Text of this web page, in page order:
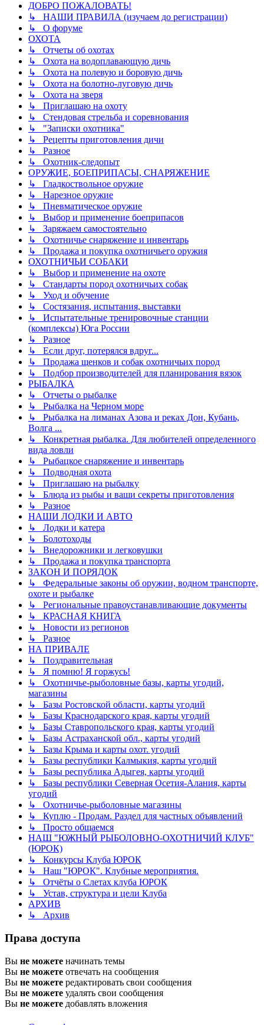
ДОБРО ПОЖАЛОВАТЬ!
↳ НАШИ ПРАВИЛА (изучаем до регистрации)
↳ О форуме
ОХОТА
↳ Отчеты об охотах
↳ Охота на водоплавающую дичь
↳ Охота на полевую и боровую дичь
↳ Охота на болотно-луговую дичь
↳ Охота на зверя
↳ Приглашаю на охоту
↳ Стендовая стрельба и соревнования
↳ "Записки охотника"
↳ Рецепты приготовления дичи
↳ Разное
↳ Охотник-следопыт
ОРУЖИЕ, БОЕПРИПАСЫ, СНАРЯЖЕНИЕ
↳ Гладкоствольное оружие
↳ Нарезное оружие
↳ Пневматическое оружие
↳ Выбор и применение боеприпасов
↳ Заряжаем самостоятельно
↳ Охотничье снаряжение и инвентарь
↳ Продажа и покупка охотничьего оружия
ОХОТНИЧЬИ СОБАКИ
↳ Выбор и применение на охоте
↳ Стандарты пород охотничьих собак
↳ Уход и обучение
↳ Состязания, испытания, выставки
↳ Испытательные тренировочные станции
(комплексы) Юга России
↳ Разное
↳ Если друг, потерялся вдруг...
↳ Продажа щенков и собак охотничьих пород
↳ Подбор производителей для планирования вязок
РЫБАЛКА
↳ Отчеты о рыбалке
↳ Рыбалка на Черном море
↳ Рыбалка на лиманах Азова и реках Дон, Кубань,
Волга ...
↳ Конкретная рыбалка. Для любителей определенного
вида ловли
↳ Рыбацкое снаряжение и инвентарь
↳ Подводная охота
↳ Приглашаю на рыбалку
↳ Блюда из рыбы и ваши секреты приготовления
↳ Разное
НАШИ ЛОДКИ И АВТО
↳ Лодки и катера
↳ Болотоходы
↳ Внедорожники и легковушки
↳ Продажа и покупка транспорта
ЗАКОН И ПОРЯДОК
↳ Федеральные законы об оружии, водном транспорте,
охоте и рыбалке
↳ Региональные правоустанавливающие документы
↳ КРАСНАЯ КНИГА
↳ Новости из регионов
↳ Разное
НА ПРИВАЛЕ
↳ Поздравительная
↳ Я помню! Я горжусь!
↳ Охотничье-рыболовные базы, карты угодий,
магазины
↳ Базы Ростовской области, карты угодий
↳ Базы Краснодарского края, карты угодий
↳ Базы Ставропольского края, карты угодий
↳ Базы Астраханской обл., карты угодий
↳ Базы Крыма и карты охот. угодий
↳ Базы республики Калмыкия, карты угодий
↳ Базы республика Адыгея, карты угодий
↳ Базы республики Северная Осетия-Алания, карты
угодий
↳ Охотничье-рыболовные магазины
↳ Куплю - Продам. Раздел для частных объявлений
↳ Просто общаемся
НАШ "ЮЖНЫЙ РЫБОЛОВНО-ОХОТНИЧИЙ КЛУБ"
(ЮРОК)
↳ Конкурсы Клуба ЮРОК
↳ Наш "ЮРОК". Клубные мероприятия.
↳ Отчёты о Слетах клуба ЮРОК
↳ Устав, структура и цели Клуба
АРХИВ
↳ Архив
Права доступа
Вы не можете начинать темы
Вы не можете отвечать на сообщения
Вы не можете редактировать свои сообщения
Вы не можете удалять свои сообщения
Вы не можете добавлять вложения